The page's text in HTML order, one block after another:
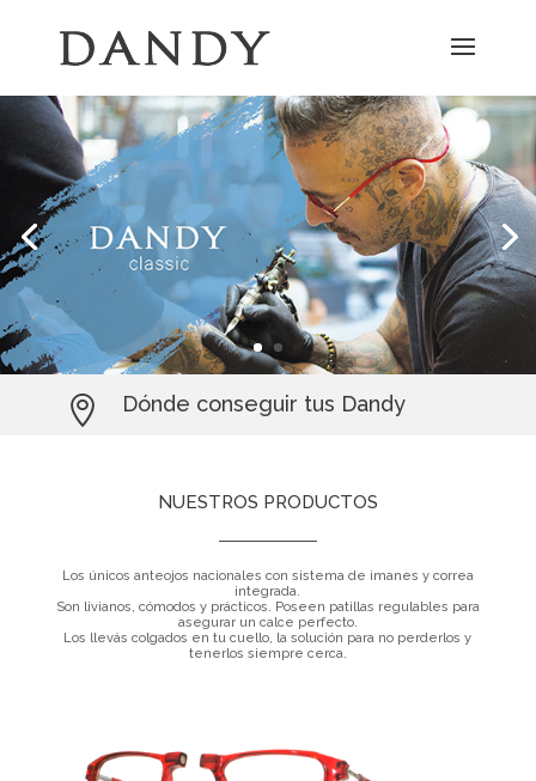
 Dónde conseguir tus Dandy
NUESTROS PRODUCTOS
Los únicos anteojos nacionales con sistema de imanes y correa
integrada.
Son livianos, cómodos y prácticos. Poseen patillas regulables para
asegurar un calce perfecto.
Los llevás colgados en tu cuello, la solución para no perderlos y
tenerlos siempre cerca.